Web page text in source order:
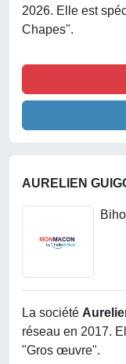
2026. Elle est
Chapes".
AURELIEN
La société
réseau en 2017.
"Gros œuvre".